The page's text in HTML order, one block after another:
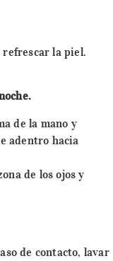
la piel.
de la mano y
adentro hacia
de los ojos y
de contacto, lavar